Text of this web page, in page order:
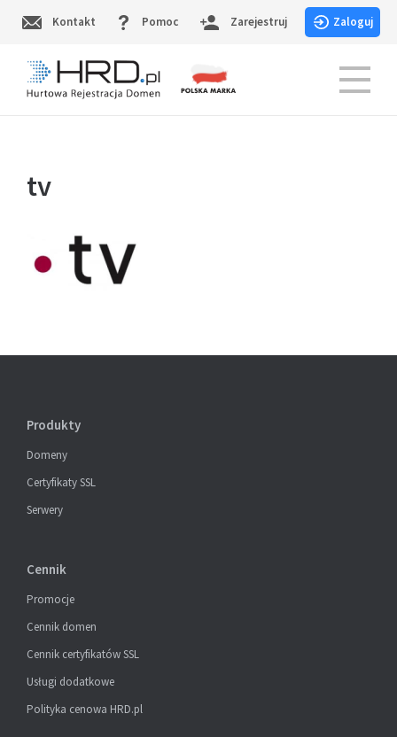
Kontakt Pomoc Zarejestruj Zaloguj
HRD.pl – Hurtowa Rejestracja Domen
tv
Produkty
Domeny
Certyfikaty SSL
Serwery
Cennik
Promocje
Cennik domen
Cennik certyfikatów SSL
Usługi dodatkowe
Polityka cenowa HRD.pl